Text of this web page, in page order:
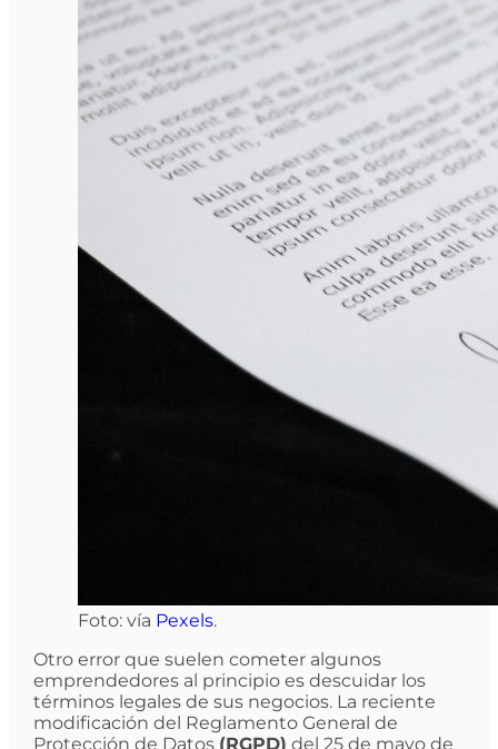
Foto: vía Pexels.
Otro error que suelen cometer algunos
emprendedores al principio es descuidar los
términos legales de sus negocios. La reciente
modificación del Reglamento General de
Protección de Datos (RGPD) del 25 de mayo de